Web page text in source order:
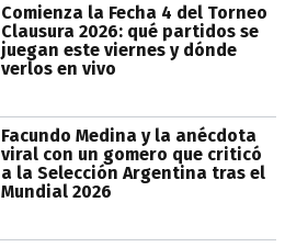
Comienza la Fecha 4 del Torneo
Clausura 2026: qué partidos se
juegan este viernes y dónde
verlos en vivo
Facundo Medina y la anécdota
viral con un gomero que criticó
a la Selección Argentina tras el
Mundial 2026